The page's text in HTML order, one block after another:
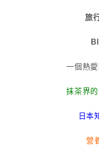
旅
一個熱
抹茶界
日本
營